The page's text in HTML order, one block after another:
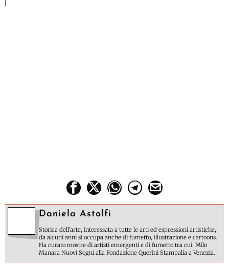
Daniela Astolfi
Storica dell'arte, interessata a tutte le arti ed espressioni artistiche,
da alcuni anni si occupa anche di fumetto, illustrazione e cartoons.
Ha curato mostre di artisti emergenti e di fumetto tra cui: Milo
Manara Nuovi Sogni alla Fondazione Querini Stampalia a Venezia.